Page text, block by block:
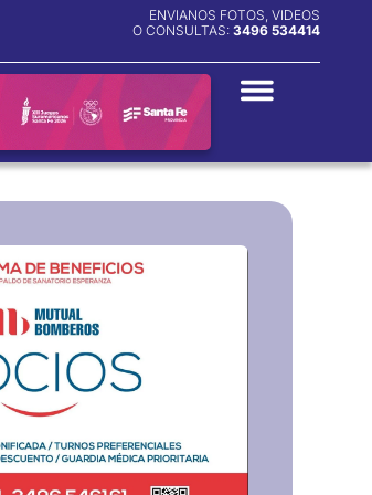
ENVIANOS FOTOS, VIDEOS
O CONSULTAS: 3496 534414